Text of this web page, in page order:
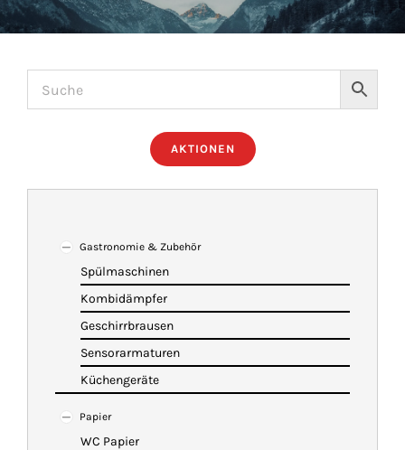
HOME
NEWS
IMBISSANHÄNGER
KATALOG
WARENKORB
AKTIONEN
Gastronomie & Zubehör
Spülmaschinen
Kombidämpfer
Geschirrbrausen
Sensorarmaturen
Küchengeräte
Papier
WC Papier